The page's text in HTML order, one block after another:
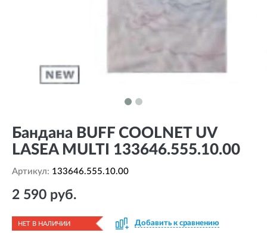
Бандана BUFF COOLNET UV
LASEA MULTI 133646.555.10.00
Артикул: 133646.555.10.00
2 590 руб.
НЕТ В НАЛИЧИИ Добавить к сравнению